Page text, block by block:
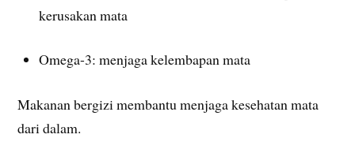
kerusakan mata
Omega-3: menjaga kelembapan mata
Makanan bergizi membantu menjaga kesehatan mata
dari dalam.